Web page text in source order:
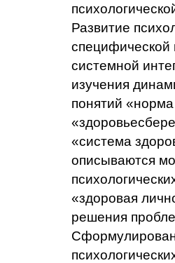
Развитие
специфической
системной
изучения
понятий
«система
описываются
«здоровая
решения